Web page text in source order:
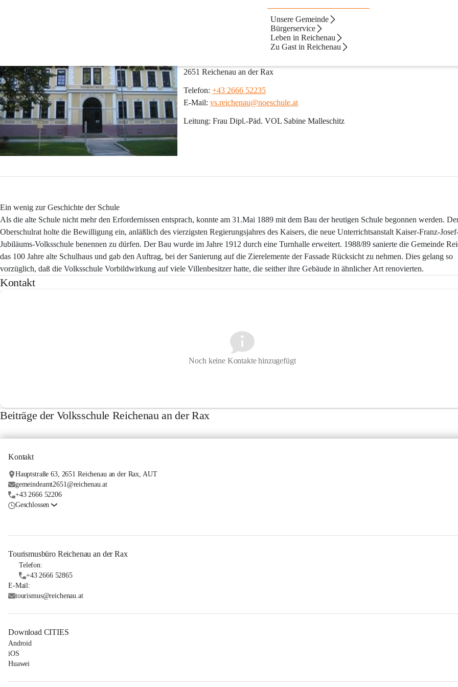
Unsere Gemeinde
Bürgerservice
Leben in Reichenau
Zu Gast in Reichenau
2651 Reichenau an der Rax
Telefon: +43 2666 52235
E-Mail: vs.reichenau@noeschule.at
Leitung: Frau Dipl.-Päd. VOL Sabine Malleschitz
Ein wenig zur Geschichte der Schule
Als die alte Schule nicht mehr den Erfordernissen entsprach, konnte am 31.Mai 1889 mit dem Bau der heutigen Schule begonnen werden.
Oberschulrat holte die Bewilligung ein, anläßlich des vierzigsten Regierungsjahres des Kaisers, die neue Unterrichtsanstalt Kaiser-Franz-
Jubiläums-Volksschule benennen zu dürfen. Der Bau wurde im Jahre 1912 durch eine Turnhalle erweitert. 1988/89 sanierte die Gemeinde
das 100 Jahre alte Schulhaus und gab den Auftrag, bei der Sanierung auf die Zierelemente der Fassade Rücksicht zu nehmen. Dies gelang so
vorzüglich, daß die Volksschule Vorbildwirkung auf viele Villenbesitzer hatte, die seither ihre Gebäude in ähnlicher Art renovierten.
Kontakt
Noch keine Kontakte hinzugefügt
Beiträge der Volksschule Reichenau an der Rax
Kontakt
Hauptstraße 63, 2651 Reichenau an der Rax, AUT
gemeindeamt2651@reichenau.at
+43 2666 52206
Geschlossen
Tourismusbüro Reichenau an der Rax
Telefon:
+43 2666 52865
E-Mail:
tourismus@reichenau.at
Download CITIES
Android
iOS
Huawei